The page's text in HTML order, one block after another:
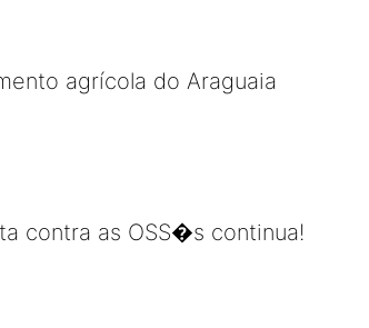
agrícola do Araguaia
contra as OSS�s continua!